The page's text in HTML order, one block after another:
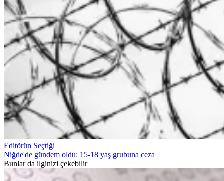
Editörün Seçtiği
Niğde'de gündem oldu: 15-18 yaş grubuna ceza
Bunlar da ilginizi çekebilir